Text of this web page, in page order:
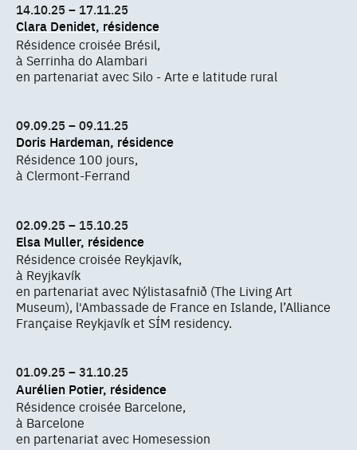
14.10.25 – 17.11.25
Clara Denidet, résidence
Résidence croisée Brésil,
à Serrinha do Alambari
en partenariat avec Silo - Arte e latitude rural
09.09.25 – 09.11.25
Doris Hardeman, résidence
Résidence 100 jours,
à Clermont-Ferrand
02.09.25 – 15.10.25
Elsa Muller, résidence
Résidence croisée Reykjavík,
à Reyjkavík
en partenariat avec Nýlistasafnið (The Living Art
Museum), l'Ambassade de France en Islande, l’Alliance
Française Reykjavík et SÍM residency.
01.09.25 – 31.10.25
Aurélien Potier, résidence
Résidence croisée Barcelone,
à Barcelone
en partenariat avec Homesession